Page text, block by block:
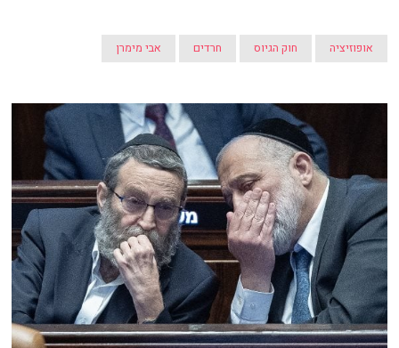
אופוזיציה חוק הגיוס חרדים אבי מימרן